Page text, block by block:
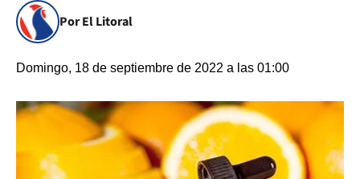
Por El Litoral
Domingo, 18 de septiembre de 2022 a las 01:00